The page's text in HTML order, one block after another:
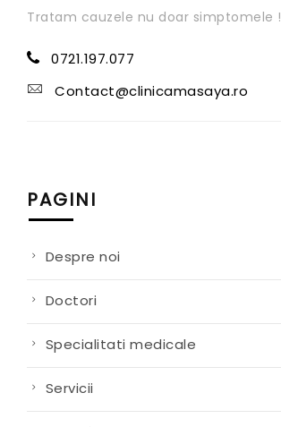
Tratam cauzele nu doar simptomele !
0721.197.077
Contact@clinicamasaya.ro
PAGINI
Despre noi
Doctori
Specialitati medicale
Servicii